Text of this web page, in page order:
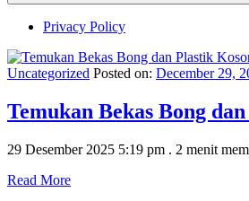
Privacy Policy
Uncategorized Posted on: December 29,
Temukan Bekas Bong
29 Desember 2025 5:19 pm . 2 menit
Read More